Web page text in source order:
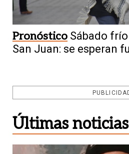
Pronóstico Sábado
San Juan: se esperan
Últimas noticias